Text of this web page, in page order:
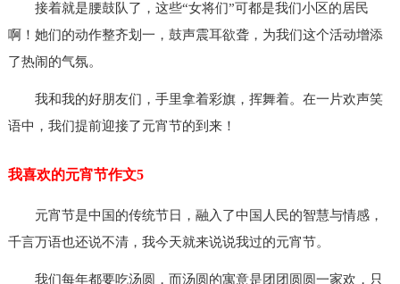
接着就是腰鼓队了，这些“女将们”可都是我们小区的居民
啊！她们的动作整齐划一，鼓声震耳欲聋，为我们这个活动增添
了热闹的气氛。
我和我的好朋友们，手里拿着彩旗，挥舞着。在一片欢声笑
语中，我们提前迎接了元宵节的到来！
我喜欢的元宵节作文5
元宵节是中国的传统节日，融入了中国人民的智慧与情感，
千言万语也还说不清，我今天就来说说我过的元宵节。
我们每年都要吃汤圆，而汤圆的寓意是团团圆圆一家欢，只